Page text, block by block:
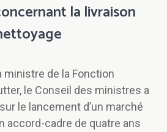
la livraison
ministre de la Fonction
le Conseil des ministres a
le lancement d’un marché
accord-cadre de quatre ans